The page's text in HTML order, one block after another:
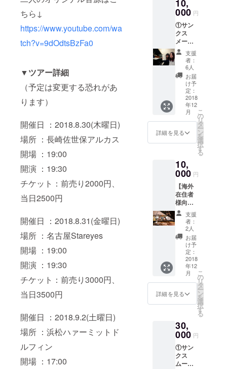
ちら↓
https://www.youtube.com/wa
tch?v=9dOdtsBzFa0
▼ツアー詳細
（予定は変更する恐れがあ
ります）
開催日 ：2018.8.30(木曜日)
場所 ：長崎佐世保アルカス
開場 ：19:00
開演 ：19:30
チケット：前売り2000円、
当日2500円
開催日 ：2018.8.31(金曜日)
場所 ：名古屋Stareyes
開場 ：19:00
開演 ：19:30
チケット：前売り3000円、
当日3500円
開催日 ：2018.9.2(土曜日)
場所 ：浜松ハァーミットド
ルフィン
開場 ：17:00
に師事。
石倉江里子
3歳から17歳
までヤマハ
音楽教室に
通いピアノ
とエレク
トーンを学
ぶ。都立芸
術高校を卒
業し、東京
入学。18歳
より本格的
にジャズを
はじめる。
2015年、
バークリー
音楽大学の
ワールドツ
アーにて奨
学金を獲
得。現在、
同大学在学
中。パ
ス専攻。
2018年オー
ディション
によりピア
いただ
くメー
ルアド
レスに
PDF
ファイ
ルにて
送信さ
せてい
ただき
す。）
10,
000 円
①サン
クス
メール
をお届
け
②Eiko
+ Eriko
のオリ
ジナル
曲と名
曲アレ
ンジが
収録さ
れたCD
をプレ
支援
者：
6人
お届
け予
定：
2018
年12
月
詳細を見る
こ
の
リ
タ
ー
ン
を
選
択
す
る
10,
000 円
【海外
在住者
様向
け】 ①
サンク
スメー
ルをお
届け
②Eiko
+ Eriko
のオリ
ジナル
曲と名
曲アレ
ンジが
をプレ
ゼン
ト！！
（送料
は含ま
れてお
支援
者：
2人
お届
け予
定：
2018
年12
月
詳細を見る
こ
の
リ
タ
ー
ン
を
選
択
す
る
30,
000 円
①サン
クス
ムー